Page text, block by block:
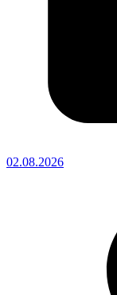
02.08.2026